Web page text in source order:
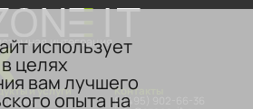
интеграция
и услуги Контакты
8 (495) 902-66-36
использует
целях
вам лучшего
опыта на